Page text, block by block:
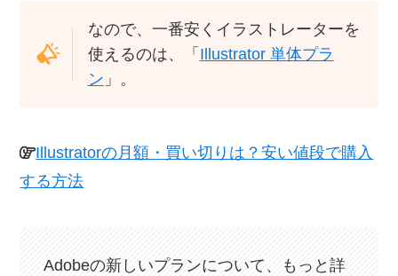
なので、一番安くイラストレーターを
使えるのは、「 Illustrator 単体プラ
ン 」。
Illustratorの月額・買い切りは？安い値段で購入
する方法
Adobeの新しいプランについて、もっと詳